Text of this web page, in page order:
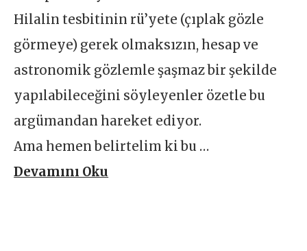
Hilalin tesbitinin rü’yete (çıplak gözle
görmeye) gerek olmaksızın, hesap ve
astronomik gözlemle şaşmaz bir şekilde
yapılabileceğini söyleyenler özetle bu
argümandan hareket ediyor.
Ama hemen belirtelim ki bu …
Devamını Oku